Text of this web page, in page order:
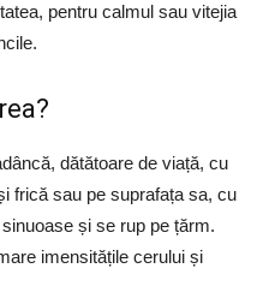
pentru calmul sau vitejia
dătătoare de viață, cu
frică sau pe suprafața sa, cu
și se rup pe țărm.
imensitățile cerului și